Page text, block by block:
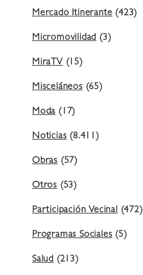
Mercado Itinerante (423)
Micromovilidad (3)
MiraTV (15)
Misceláneos (65)
Moda (17)
Noticias (8.411)
Obras (57)
Otros (53)
Participación Vecinal (472)
Programas Sociales (5)
Salud (213)